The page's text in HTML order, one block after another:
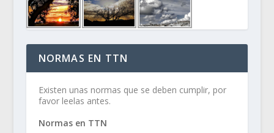
NORMAS EN TTN
Existen unas normas que se deben cumplir, por
favor leelas antes.
Normas en TTN